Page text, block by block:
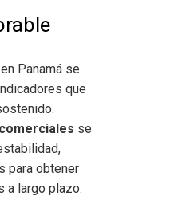
Panamá se
que
se
para obtener
a largo plazo.